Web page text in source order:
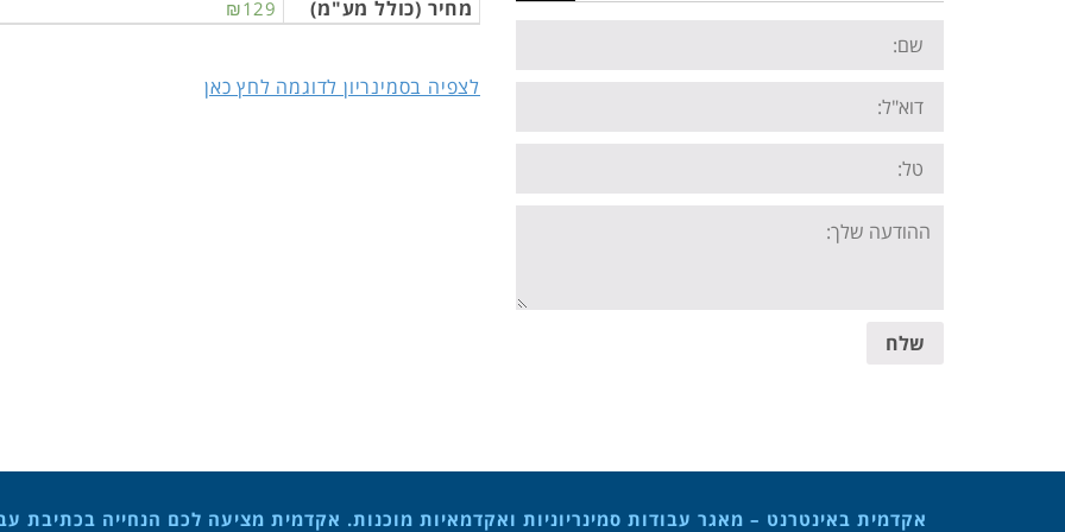
מחיר (כולל מע"מ) ₪129
לצפיה בסמינריון לדוגמה לחץ כאן
Name:
Email:
Tel:
Your
message:
שלח
אקדמית באינטרנט – מאגר עבודות סמינריוניות ואקדמאיות מוכנות. אקדמית מציעה לכם הנחייה בכתיבת